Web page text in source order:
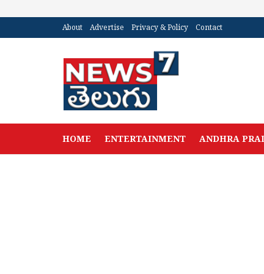
About Advertise Privacy & Policy Contact
HOME ENTERTAINMENT ANDHRA